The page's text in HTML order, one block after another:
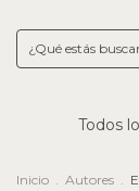
Todos
Inicio . Autores .